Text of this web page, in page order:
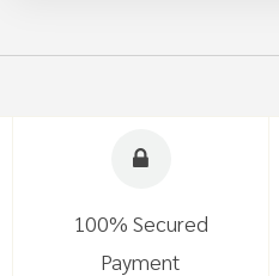
100% Secured
Payment